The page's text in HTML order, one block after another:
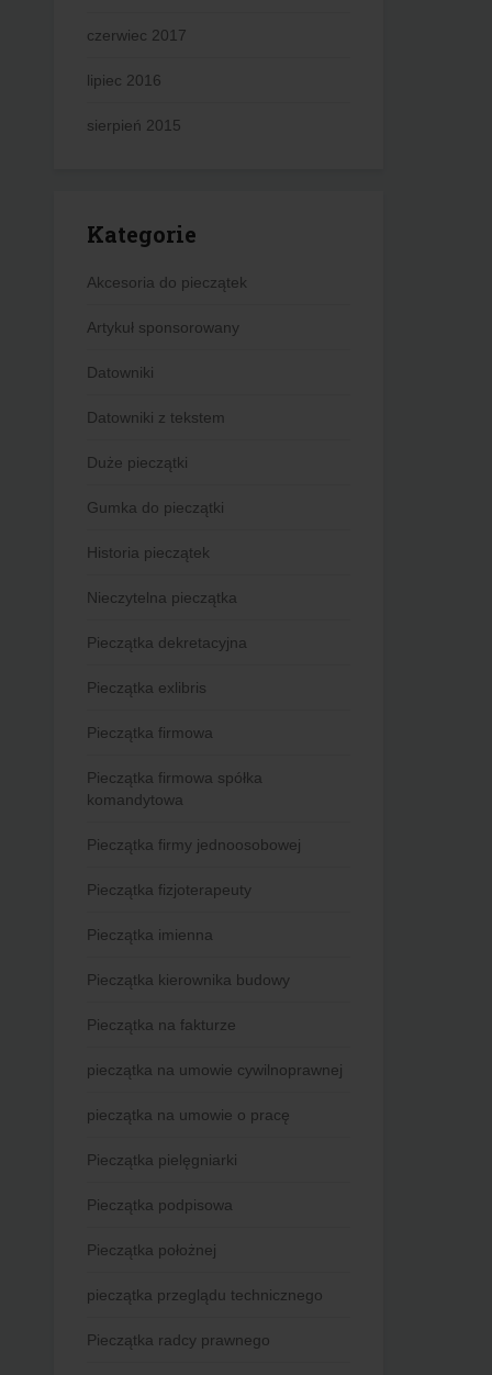
czerwiec 2017
lipiec 2016
sierpień 2015
Kategorie
Akcesoria do pieczątek
Artykuł sponsorowany
Datowniki
Datowniki z tekstem
Duże pieczątki
Gumka do pieczątki
Historia pieczątek
Nieczytelna pieczątka
Pieczątka dekretacyjna
Pieczątka exlibris
Pieczątka firmowa
Pieczątka firmowa spółka
komandytowa
Pieczątka firmy jednoosobowej
Pieczątka fizjoterapeuty
Pieczątka imienna
Pieczątka kierownika budowy
Pieczątka na fakturze
pieczątka na umowie cywilnoprawnej
pieczątka na umowie o pracę
Pieczątka pielęgniarki
Pieczątka podpisowa
Pieczątka położnej
pieczątka przeglądu technicznego
Pieczątka radcy prawnego